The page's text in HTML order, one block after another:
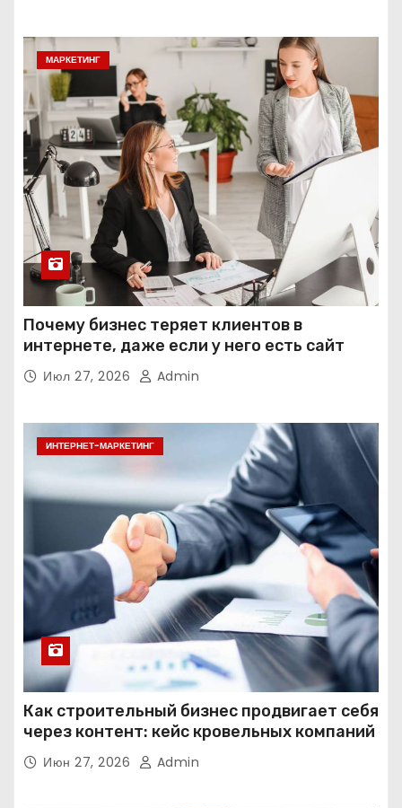
МАРКЕТИНГ
Почему бизнес теряет клиентов в
интернете, даже если у него есть сайт
Июл 27, 2026 Admin
ИНТЕРНЕТ-МАРКЕТИНГ
Как строительный бизнес продвигает себя
через контент: кейс кровельных компаний
Июн 27, 2026 Admin